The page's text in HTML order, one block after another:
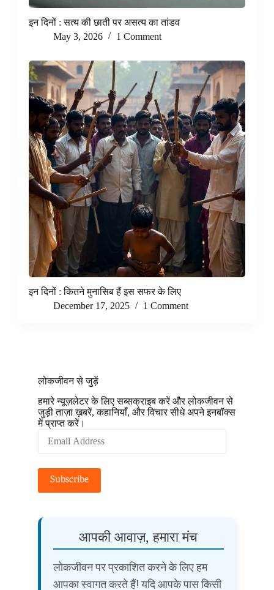
इन दिनों : सत्य की छाती पर असत्य का तांडव
May 3, 2026
1 Comment
इन दिनों : कितने मुनासिब हैं इस सफर के लिए
December 17, 2025
1 Comment
लोकजीवन से जुड़ें
हमारे न्यूज़लेटर के लिए सब्सक्राइब करें और लोकजीवन से
जुड़ी ताज़ा ख़बरें, कहानियाँ, और विचार सीधे अपने इनबॉक्स
में प्राप्त करें।
Address
Subscribe
आपकी आवाज़, हमारा मंच
लोकजीवन पर प्रकाशित करने के लिए हम
आपका स्वागत करते हैं! यदि आपके पास किसी